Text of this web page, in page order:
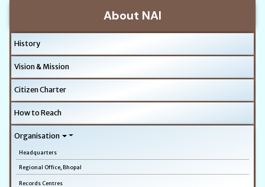
About NAI
History
Vision & Mission
Citizen Charter
How to Reach
Organisation
Headquarters
Regional Office, Bhopal
Records Centres